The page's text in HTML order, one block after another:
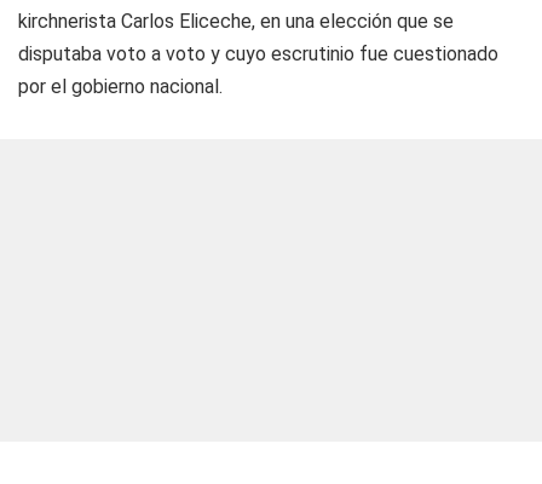
kirchnerista Carlos Eliceche, en una elección que se
disputaba voto a voto y cuyo escrutinio fue cuestionado
por el gobierno nacional.